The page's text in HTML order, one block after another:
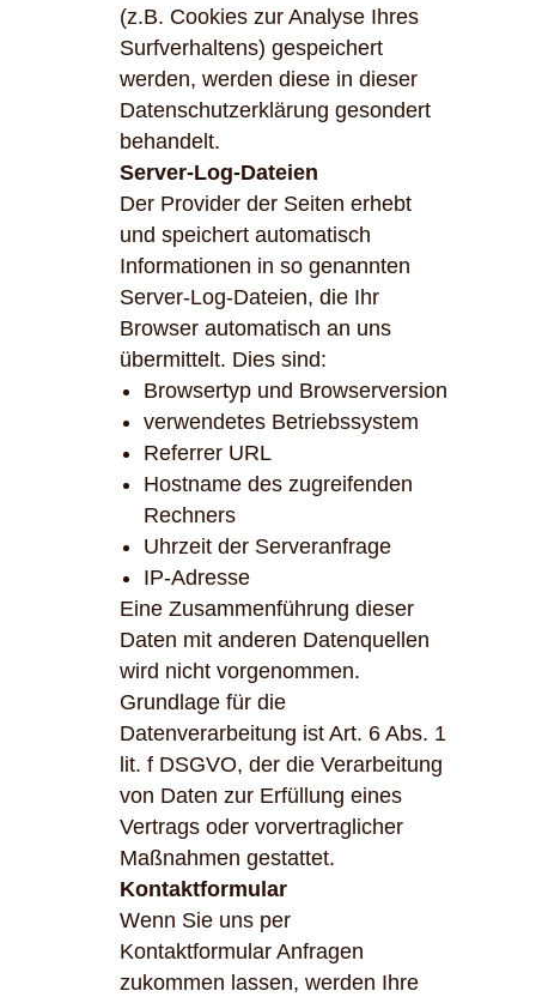
(z.B. Cookies zur Analyse Ihres
Surfverhaltens) gespeichert
werden, werden diese in dieser
Datenschutzerklärung gesondert
behandelt.
Server-Log-Dateien
Der Provider der Seiten erhebt
und speichert automatisch
Informationen in so genannten
Server-Log-Dateien, die Ihr
Browser automatisch an uns
übermittelt. Dies sind:
Browsertyp und Browserversion
verwendetes Betriebssystem
Referrer URL
Hostname des zugreifenden
Rechners
Uhrzeit der Serveranfrage
IP-Adresse
Eine Zusammenführung dieser
Daten mit anderen Datenquellen
wird nicht vorgenommen.
Grundlage für die
Datenverarbeitung ist Art. 6 Abs. 1
lit. f DSGVO, der die Verarbeitung
von Daten zur Erfüllung eines
Vertrags oder vorvertraglicher
Maßnahmen gestattet.
Kontaktformular
Wenn Sie uns per
Kontaktformular Anfragen
zukommen lassen, werden Ihre